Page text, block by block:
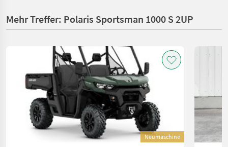
Mehr Treffer: Polaris Sportsman 1000 S 2UP
Neumaschine